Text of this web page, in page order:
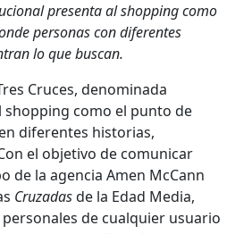
presenta al shopping como
personas con diferentes
lo que buscan.
Cruces, denominada
shopping como el punto de
diferentes historias,
el objetivo de comunicar
de la agencia Amen McCann
Cruzadasde la Edad Media,
de cualquier usuario